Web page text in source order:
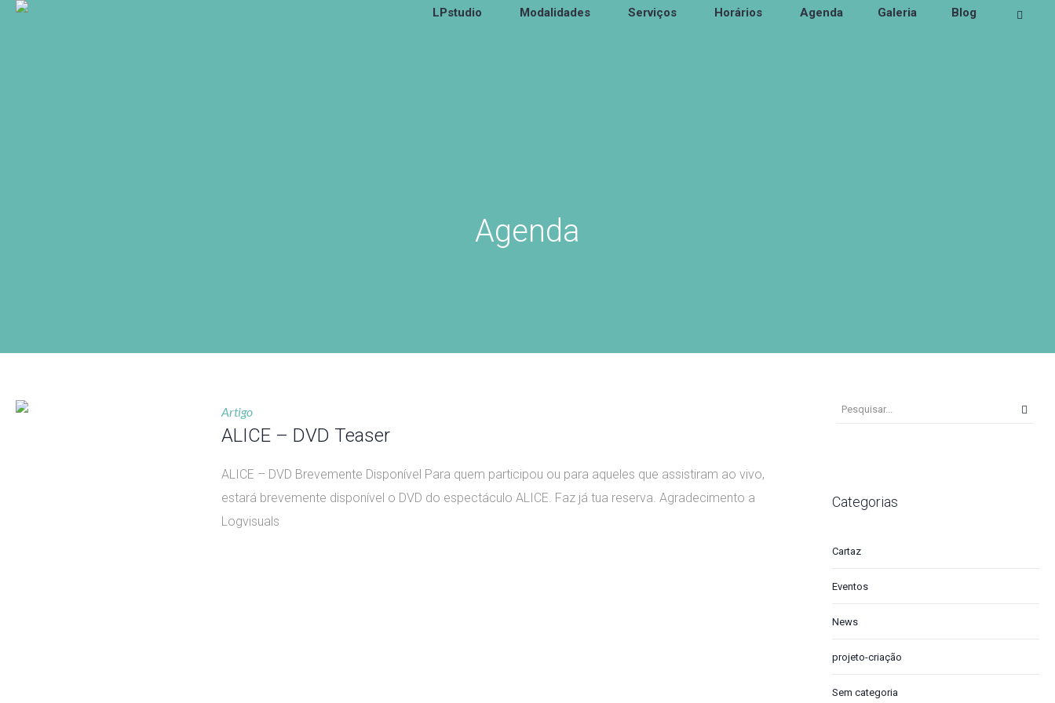
LPstudio Modalidades Serviços Horários Agenda Galeria Blog
Agenda
Artigo
ALICE – DVD Teaser
ALICE – DVD Brevemente Disponível Para quem participou ou para aqueles que assistiram ao vivo,
estará brevemente disponível o DVD do espectáculo ALICE. Faz já tua reserva. Agradecimento a
Logvisuals
Categorias
Cartaz
Eventos
News
projeto-criação
Sem categoria